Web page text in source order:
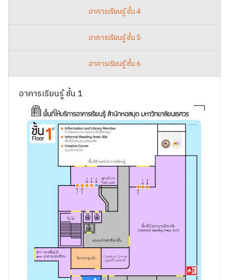
อาคารเรียนรู้ ชั้น 4
อาคารเรียนรู้ ชั้น 5
อาคารเรียนรู้ ชั้น 6
อาคารเรียนรู้ ชั้น 1